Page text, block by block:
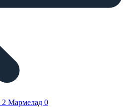
2 Мармелад 0